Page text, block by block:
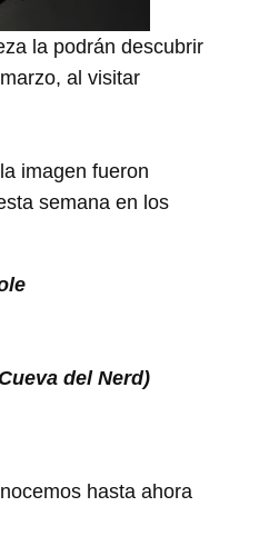
la podrán descubrir
al visitar
imagen fueron
semana en los
del Nerd)
hasta ahora